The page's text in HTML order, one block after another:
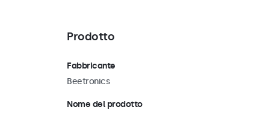
Prodotto
Fabbricante
Beetronics
Nome del prodotto